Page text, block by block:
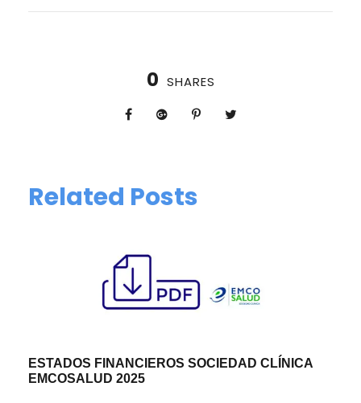
0 SHARES
Related Posts
ESTADOS FINANCIEROS SOCIEDAD CLÍNICA
EMCOSALUD 2025